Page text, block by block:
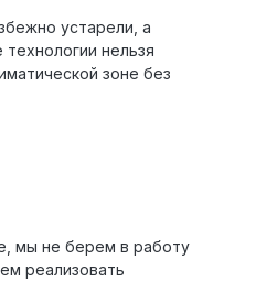
устарели, а
нельзя
зоне без
мы не берем в работу
реализовать